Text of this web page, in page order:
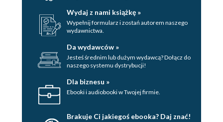
Wydaj z nami książkę »
Wypełnij formularz i zostań autorem naszego
wydawnictwa.
Da wydawców »
Jesteś średnim lub dużym wydawcą? Dołącz do
naszego systemu dystrybucji!
Dla biznesu »
Ebooki i audiobooki w Twojej firmie.
Brakuje Ci jakiegoś ebooka? Daj znać!